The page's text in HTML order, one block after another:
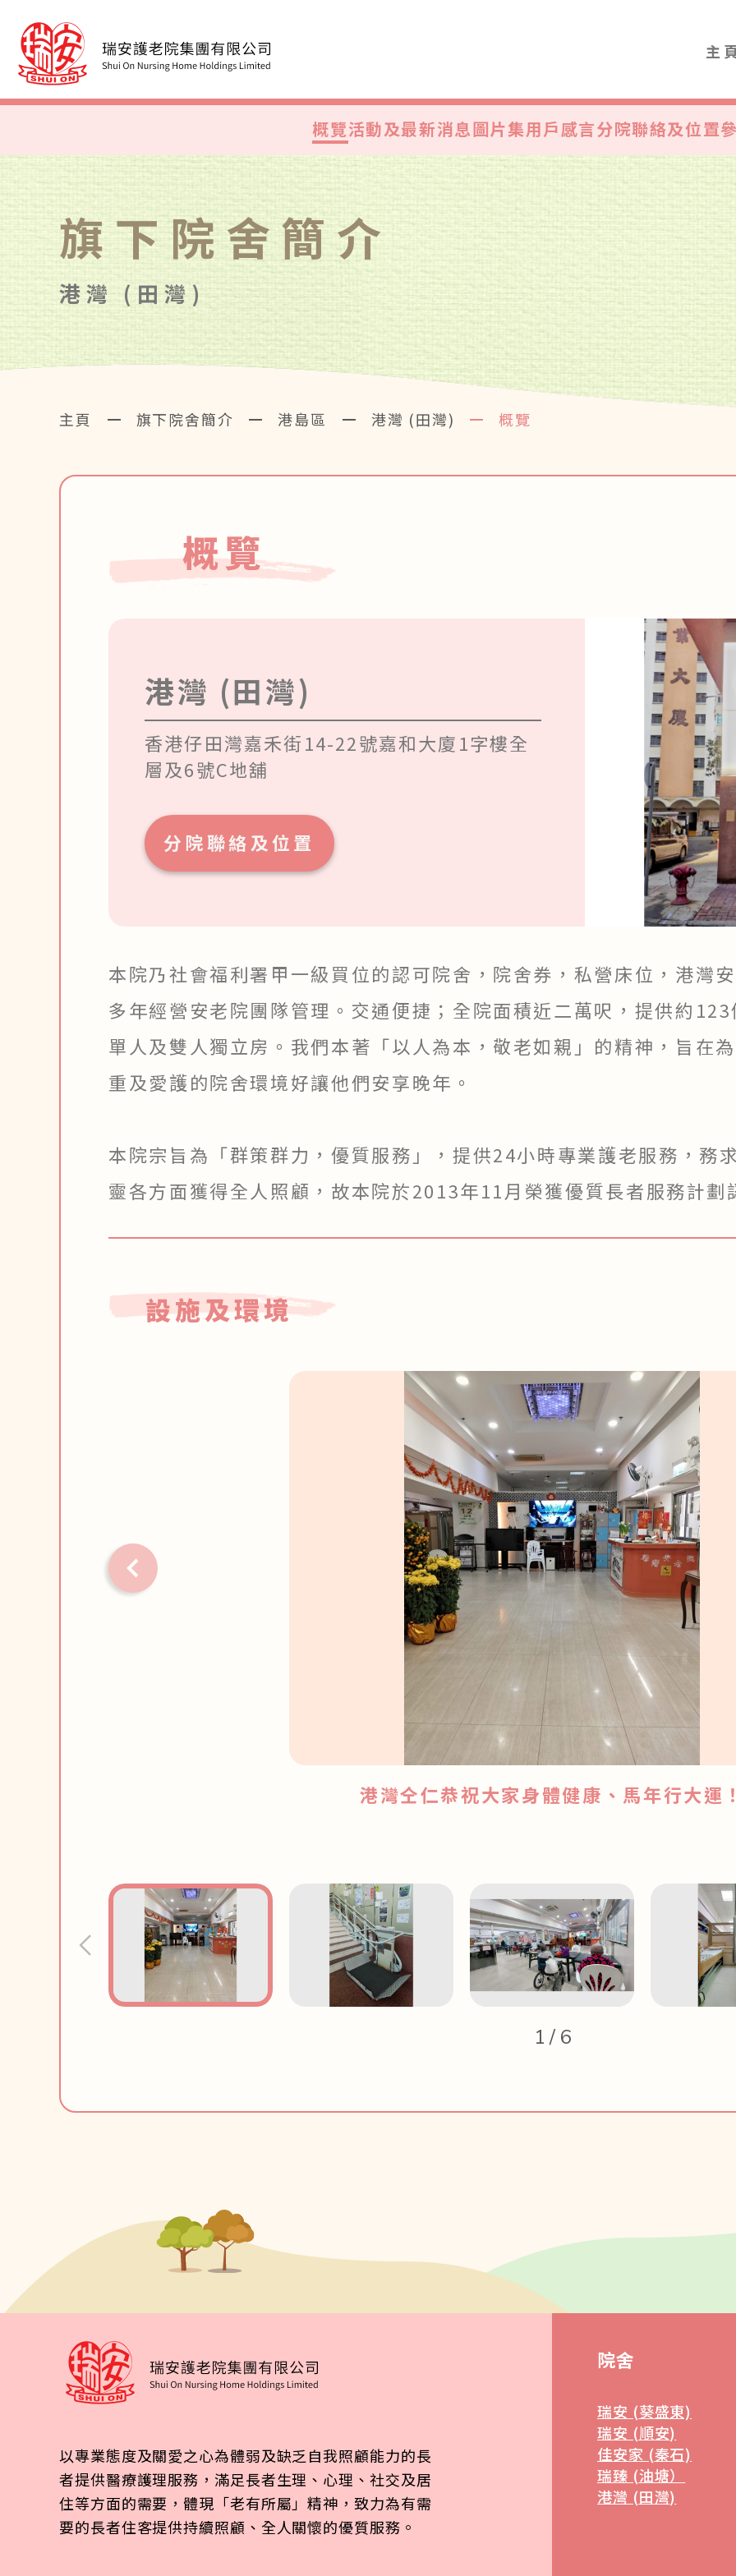
主
概覽活動及最新消息圖片集用戶感言分院聯絡及位置
旗下院舍簡介
港灣 (田灣)
主頁 旗下院舍簡介 港島區 港灣 (田灣) 概覽
概覽
港灣 (田灣)
香港仔田灣嘉禾街14-22號嘉和大廈1字樓全
層及6號C地舖
分院聯絡及位置
本院乃社會福利署甲一級買位的認可院舍，院舍券，私營床位，港灣
多年經營安老院團隊管理。交通便捷；全院面積近二萬呎，提供約
單人及雙人獨立房。我們本著「以人為本，敬老如親」的精神，旨在
重及愛護的院舍環境好讓他們安享晚年。
本院宗旨為「群策群力，優質服務」，提供24小時專業護老服務，務
靈各方面獲得全人照顧，故本院於2013年11月榮獲優質長者服務計劃
設施及環境
港灣仝仁恭祝大家身體健康、馬年行大運
1 / 6
以專業態度及關愛之心為體弱及缺乏自我照顧能力的長
者提供醫療護理服務，滿足長者生理、心理、社交及居
住等方面的需要，體現「老有所屬」精神，致力為有需
要的長者住客提供持續照顧、全人關懷的優質服務。
院舍
瑞安 (葵盛東)
瑞安 (順安)
佳安家 (秦石)
瑞臻 (油塘）
港灣 (田灣)